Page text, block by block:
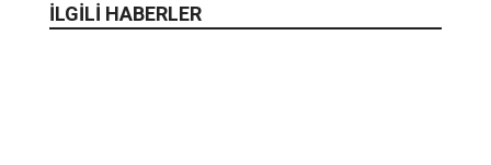
İLGİLİ HABERLER